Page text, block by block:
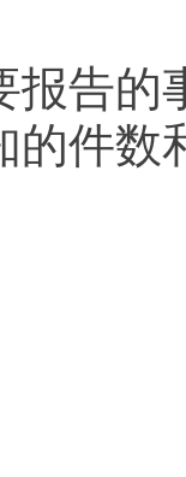
报告的
的件数